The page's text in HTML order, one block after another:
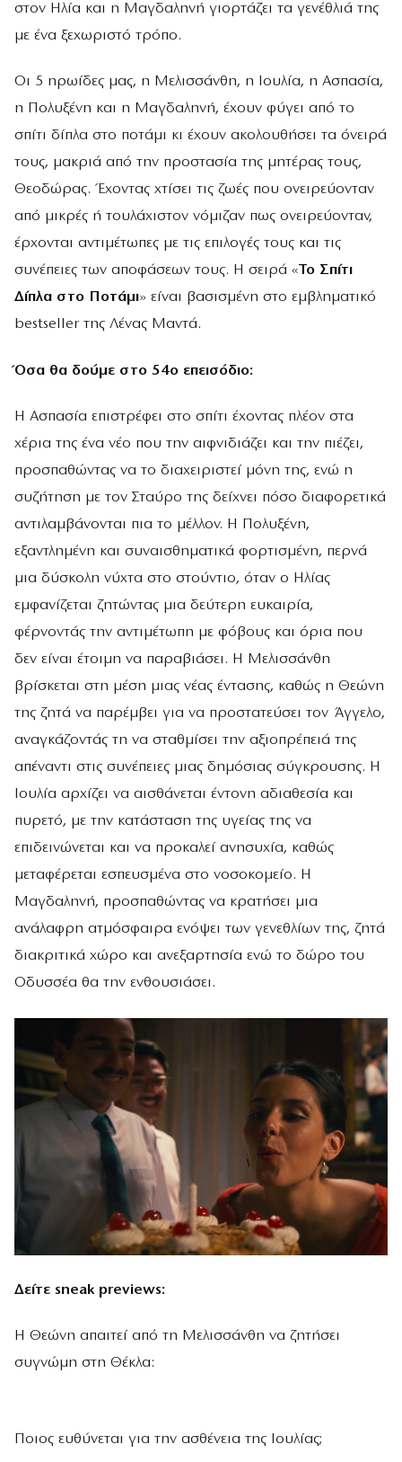
στον Ηλία και η Μαγδαληνή γιορτάζει τα γενέθλιά της
με ένα ξεχωριστό τρόπο.
Οι 5 ηρωίδες μας, η Μελισσάνθη, η Ιουλία, η Ασπασία,
η Πολυξένη και η Μαγδαληνή, έχουν φύγει από το
σπίτι δίπλα στο ποτάμι κι έχουν ακολουθήσει τα όνειρά
τους, μακριά από την προστασία της μητέρας τους,
Θεοδώρας. Έχοντας χτίσει τις ζωές που ονειρεύονταν
από μικρές ή τουλάχιστον νόμιζαν πως ονειρεύονταν,
έρχονται αντιμέτωπες με τις επιλογές τους και τις
συνέπειες των αποφάσεων τους. Η σειρά «Το Σπίτι
Δίπλα στο Ποτάμι» είναι βασισμένη στο εμβληματικό
bestseller της Λένας Μαντά.
Όσα θα δούμε στο 54ο επεισόδιο:
Η Ασπασία επιστρέφει στο σπίτι έχοντας πλέον στα
χέρια της ένα νέο που την αιφνιδιάζει και την πιέζει,
προσπαθώντας να το διαχειριστεί μόνη της, ενώ η
συζήτηση με τον Σταύρο της δείχνει πόσο διαφορετικά
αντιλαμβάνονται πια το μέλλον. Η Πολυξένη,
εξαντλημένη και συναισθηματικά φορτισμένη, περνά
μια δύσκολη νύχτα στο στούντιο, όταν ο Ηλίας
εμφανίζεται ζητώντας μια δεύτερη ευκαιρία,
φέρνοντάς την αντιμέτωπη με φόβους και όρια που
δεν είναι έτοιμη να παραβιάσει. Η Μελισσάνθη
βρίσκεται στη μέση μιας νέας έντασης, καθώς η Θεώνη
της ζητά να παρέμβει για να προστατεύσει τον Άγγελο,
αναγκάζοντάς τη να σταθμίσει την αξιοπρέπειά της
απέναντι στις συνέπειες μιας δημόσιας σύγκρουσης. Η
Ιουλία αρχίζει να αισθάνεται έντονη αδιαθεσία και
πυρετό, με την κατάσταση της υγείας της να
επιδεινώνεται και να προκαλεί ανησυχία, καθώς
μεταφέρεται εσπευσμένα στο νοσοκομείο. Η
Μαγδαληνή, προσπαθώντας να κρατήσει μια
ανάλαφρη ατμόσφαιρα ενόψει των γενεθλίων της, ζητά
διακριτικά χώρο και ανεξαρτησία ενώ το δώρο του
Οδυσσέα θα την ενθουσιάσει.
Δείτε sneak previews:
H Θεώνη απαιτεί από τη Μελισσάνθη να ζητήσει
συγνώμη στη Θέκλα:
Ποιος ευθύνεται για την ασθένεια της Ιουλίας;